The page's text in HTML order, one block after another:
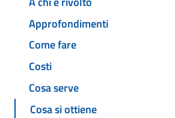
Approfondimenti
Come fare
Costi
Cosa serve
Cosa si ottiene